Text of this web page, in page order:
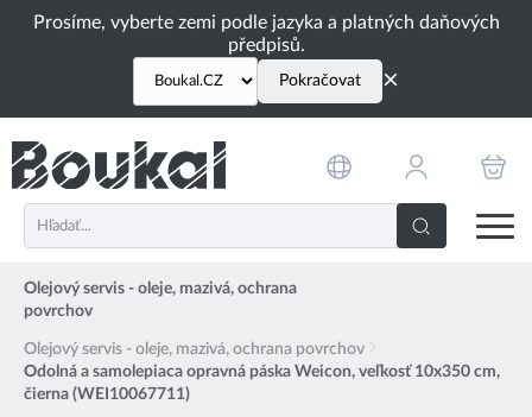
Prosíme, vyberte zemi podle jazyka a platných daňových
předpisů.
Pokračovat ×
Olejový servis - oleje, mazivá, ochrana
povrchov
Olejový servis - oleje, mazivá, ochrana povrchov
Odolná a samolepiaca opravná páska Weicon, veľkosť 10x350 cm,
čierna (WEI10067711)